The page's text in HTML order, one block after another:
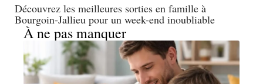
Découvrez les meilleures sorties en famille à
Bourgoin-Jallieu pour un week-end inoubliable
À ne pas manquer